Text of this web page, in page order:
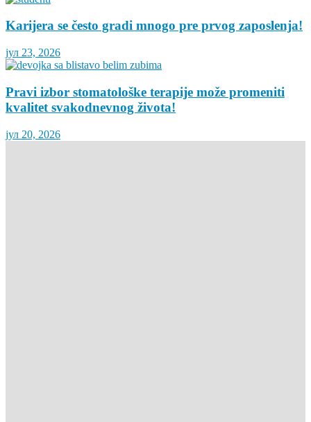
Karijera se često gradi mnogo pre prvog zaposlenja!
јул 23, 2026
Pravi izbor stomatološke terapije može promeniti
kvalitet svakodnevnog života!
јул 20, 2026